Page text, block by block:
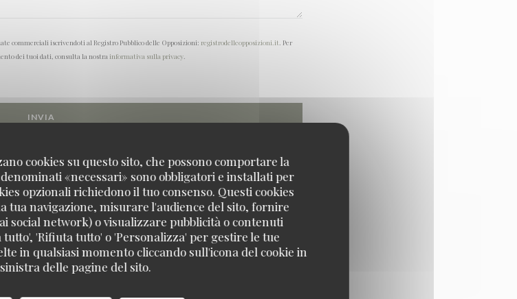
cookies su questo sito, che possono comportare la
«necessari» sono obbligatori e installati per
opzionali richiedono il tuo consenso. Questi cookies
tua navigazione, misurare l'audience del sito, fornire
social network) o visualizzare pubblicità o contenuti
'Rifiuta tutto' o 'Personalizza' per gestire le tue
in qualsiasi momento cliccando sull'icona del cookie in
delle pagine del sito.
commerciali iscrivendoti al Registro Pubblico delle Opposizioni: registrodelleopposizioni.it. Per
dei tuoi dati, consulta la nostra informativa sulla privacy.